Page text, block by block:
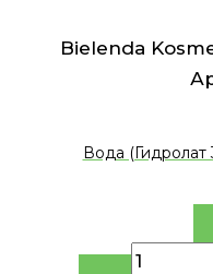
Bielenda
Вода (Гидролат